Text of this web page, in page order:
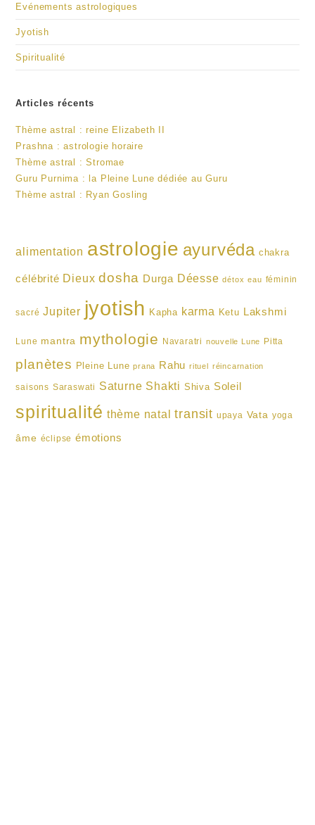
Evénements astrologiques
Jyotish
Spiritualité
Articles récents
Thème astral : reine Elizabeth II
Prashna : astrologie horaire
Thème astral : Stromae
Guru Purnima : la Pleine Lune dédiée au Guru
Thème astral : Ryan Gosling
alimentation astrologie ayurvéda chakra
célébrité Dieux dosha Durga Déesse détox eau féminin
sacré Jupiter jyotish Kapha karma Ketu Lakshmi
Lune mantra mythologie Navaratri nouvelle Lune Pitta
planètes Pleine Lune prana Rahu rituel réincarnation
saisons Saraswati Saturne Shakti Shiva Soleil
spiritualité thème natal transit upaya Vata yoga
âme éclipse émotions